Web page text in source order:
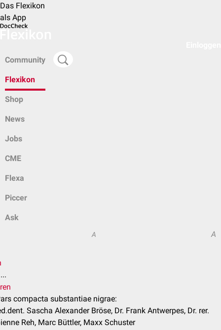
Das Flexikon
als App
Community
Flexikon
Shop
News
Jobs
CME
Flexa
Piccer
Ask
A A
compacta substantiae nigrae:
Sascha Alexander Bröse, Dr. Frank Antwerpes, Dr. rer.
Reh, Marc Büttler, Maxx Schuster